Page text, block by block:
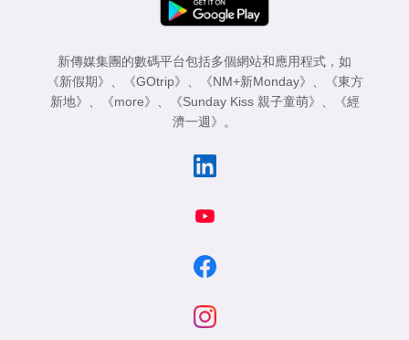
新傳媒集團的數碼平台包括多個網站和應用程式，如
《新假期》
《GOtrip》 《NM+新Monday》
《東方
新地》
《more》 《Sunday Kiss 親子童萌》
《經
濟一週》
。